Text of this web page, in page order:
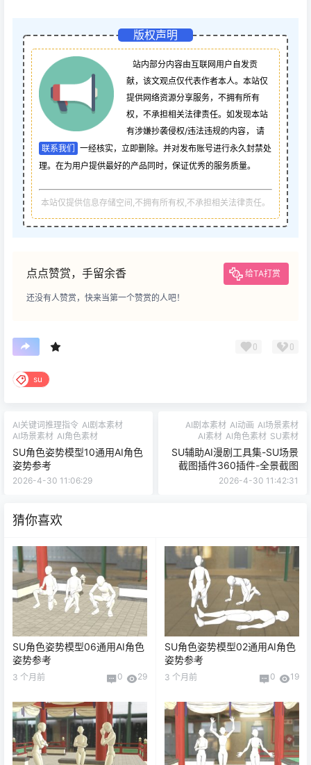
版权声明
站内部分内容由互联网用户自发贡
献，该文观点仅代表作者本人。本站仅
提供网络资源分享服务，不拥有所有
权，不承担相关法律责任。如发现本站
有涉嫌抄袭侵权/违法违规的内容， 请
联系我们
一经核实，立即删除。并对发布账号进行永久封禁处
理。在为用户提供最好的产品同时，保证优秀的服务质量。
本站仅提供信息存储空间,不拥有所有权,不承担相关法律责任。
点点赞赏，手留余香 给TA打赏
还没有人赞赏，快来当第一个赞赏的人吧！
0 0
su
AI关键词推理指令 AI剧本素材
AI场景素材 AI角色素材
SU角色姿势模型10通用AI角色
姿势参考
2026-4-30 11:06:29
AI剧本素材 AI动画 AI场景素材
AI素材 AI角色素材 SU素材
SU辅助AI漫剧工具集-SU场景
截图插件360插件-全景截图
2026-4-30 11:42:31
猜你喜欢
SU角色姿势模型06通用AI角色
姿势参考
3 个月前 0 29
SU角色姿势模型02通用AI角色
姿势参考
3 个月前 0 19